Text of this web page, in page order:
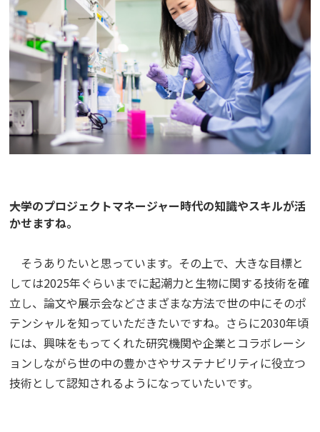
――大学のプロジェクトマネージャー時代の知識やスキルが活
かせますね。
そうありたいと思っています。その上で、大きな目標と
しては2025年ぐらいまでに起潮力と生物に関する技術を確
立し、論文や展示会などさまざまな方法で世の中にそのポ
テンシャルを知っていただきたいですね。さらに2030年頃
には、興味をもってくれた研究機関や企業とコラボレーシ
ョンしながら世の中の豊かさやサステナビリティに役立つ
技術として認知されるようになっていたいです。